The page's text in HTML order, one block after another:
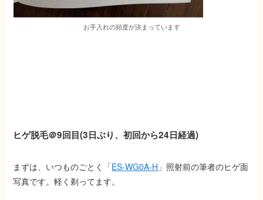
お手入れの頻度が決まっています
ヒゲ脱毛＠9回目(3日ぶり、初回から24日経過)
まずは、いつものごとく「ES-WG0A-H 」照射前の筆者のヒゲ面
写真です。軽く剃ってます。